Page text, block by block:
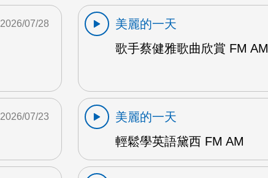
2026/07/28
美麗的一天
歌手蔡健雅歌曲欣賞 FM AM
2026/07/23
美麗的一天
輕鬆學英語黛西 FM AM